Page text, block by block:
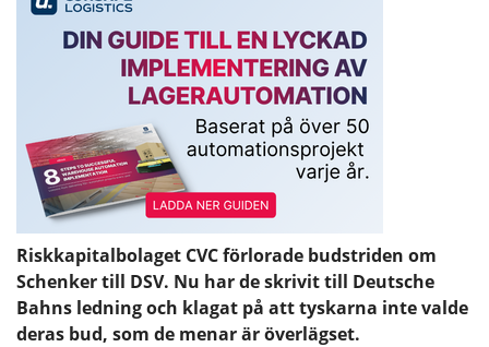
Riskkapitalbolaget CVC förlorade budstriden om
Schenker till DSV. Nu har de skrivit till Deutsche
Bahns ledning och klagat på att tyskarna inte valde
deras bud, som de menar är överlägset.